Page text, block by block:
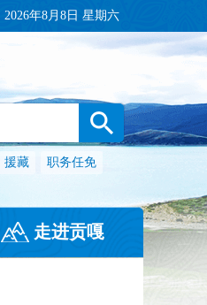
2026年8月8日 星期六
援藏 职务任免
走进贡嘎